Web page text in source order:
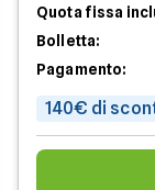
Quota fissa
Bolletta:
Pagamento:
140€ di